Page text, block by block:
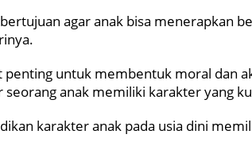
agar anak bisa menerapkan
penting untuk membentuk moral dan
seorang anak memiliki karakter yang
karakter anak pada usia dini